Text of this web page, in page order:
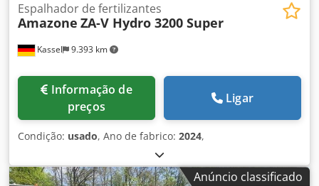
Kassel 9.393 km
Espalhador de fertilizantes
Amazone ZA-V Hydro 3200 Super
preços
Ligar
Condição: usado, Ano de fabrico: 2024,
Anúncio classificado